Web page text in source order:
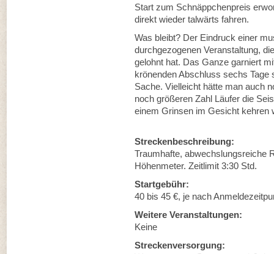
Start zum Schnäppchenpreis
direkt wieder talwärts fahren.
Was bleibt? Der Eindruck einer
durchgezogenen Veranstaltung,
gelohnt hat. Das Ganze garniert
krönenden Abschluss sechs Tage
Sache. Vielleicht hätte man auch
noch größeren Zahl Läufer die
einem Grinsen im Gesicht kehren
Streckenbeschreibung:
Traumhafte, abwechslungsreiche
Höhenmeter. Zeitlimit 3:30 Std.
Startgebühr:
40 bis 45 €, je nach
Weitere Veranstaltungen:
Keine
Streckenversorgung: